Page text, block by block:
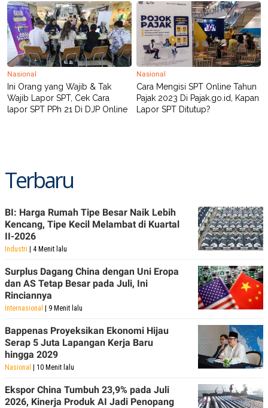
A
P
E
R
V
E
R
T
I
S
I
N
G
K
G
M
I
D
SITEMAP PROFILETERM
PEMBERITAAN
SIBER
PRIVACY
POLICY
Nasional
Ini Orang yang Wajib & Tak
Wajib Lapor SPT, Cek Cara
lapor SPT PPh 21 Di DJP Online
Nasional
Cara Mengisi SPT Online Tahun
Pajak 2023 Di Pajak.go.id, Kapan
Lapor SPT Ditutup?
Terbaru
BI: Harga Rumah Tipe Besar Naik Lebih
Kencang, Tipe Kecil Melambat di Kuartal
II-2026
Industri | 4 Menit lalu
Surplus Dagang China dengan Uni Eropa
dan AS Tetap Besar pada Juli, Ini
Rinciannya
Internasional | 9 Menit lalu
Bappenas Proyeksikan Ekonomi Hijau
Serap 5 Juta Lapangan Kerja Baru
hingga 2029
Nasional | 10 Menit lalu
Ekspor China Tumbuh 23,9% pada Juli
2026, Kinerja Produk AI Jadi Penopang